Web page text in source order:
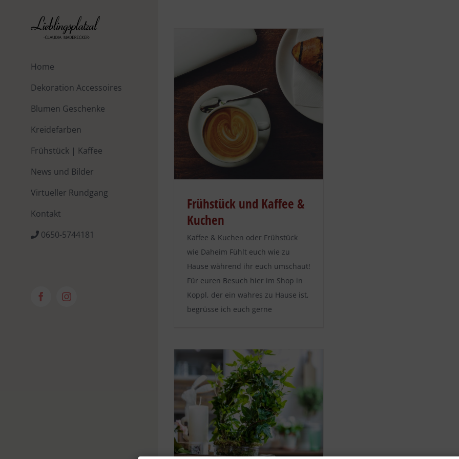
Home
Dekoration Accessoires
Blumen Geschenke
Kreidefarben
Frühstück | Kaffee
News und Bilder
Virtueller Rundgang
Kontakt
0650-5744181
FacebookInstagram
Frühstück und Kaffee &
Kuchen
Kaffee & Kuchen oder Frühstück
wie Daheim Fühlt euch wie zu
Hause während ihr euch umschaut!
Für euren Besuch hier im Shop in
Koppl, der ein wahres zu Hause ist,
begrüsse ich euch gerne